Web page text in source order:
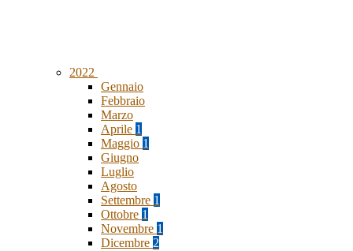
2022
Gennaio
Febbraio
Marzo
Aprile 1
Maggio 1
Giugno
Luglio
Agosto
Settembre 1
Ottobre 1
Novembre 1
Dicembre 2